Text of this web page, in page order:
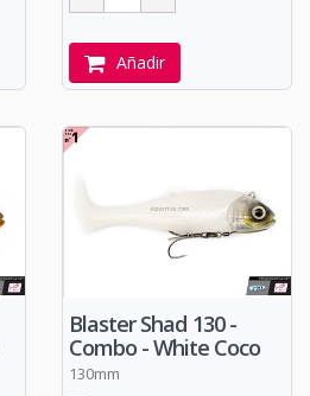
Añadir
Blaster Shad 130 -
Combo - White Coco
130mm